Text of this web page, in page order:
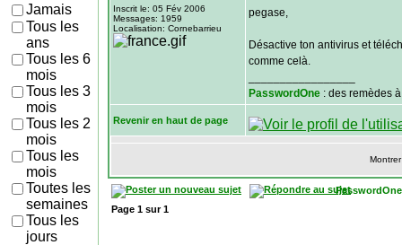
Jamais
Tous les
ans
Tous les 6
mois
Tous les 3
mois
Tous les 2
mois
Tous les
mois
Toutes les
semaines
Tous les
jours
Inscrit le: 05 Fév 2006
Messages: 1959
Localisation: Cornebarrieu
pegase,
Désactive ton antivirus et
comme celà.
PasswordOne : des remèdes
Revenir en haut de page
Page 1 sur1